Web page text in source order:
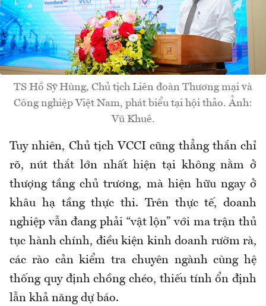
TS Hồ Sỹ Hùng, Chủ tịch Liên đoàn Thương mại và
Công nghiệp Việt Nam, phát biểu tại hội thảo. Ảnh:
Vũ Khuê.
Tuy nhiên, Chủ tịch VCCI cũng thẳng thắn chỉ
rõ, nút thắt lớn nhất hiện tại không nằm ở
thượng tầng chủ trương, mà hiện hữu ngay ở
khâu hạ tầng thực thi. Trên thực tế, doanh
nghiệp vẫn đang phải “vật lộn” với ma trận thủ
tục hành chính, điều kiện kinh doanh rườm rà,
các rào cản kiểm tra chuyên ngành cùng hệ
thống quy định chồng chéo, thiếu tính ổn định
lẫn khả năng dự báo.